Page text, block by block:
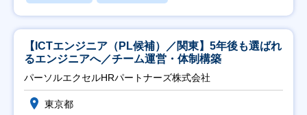
【ICTエンジニア（PL候補）／関東】5年後も選ばれ
るエンジニアへ／チーム運営・体制構築
パーソルエクセルHRパートナーズ株式会社
東京都